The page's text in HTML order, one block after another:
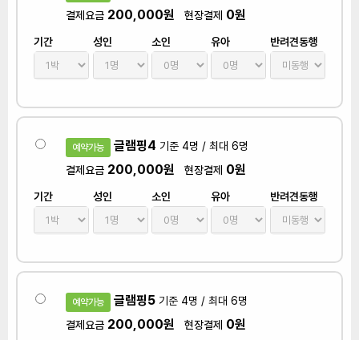
결제요금 200,000원 현장결제 0원
기간 성인 소인 유아 반려견동행
예약가능 글램핑4 기준 4명 / 최대 6명
결제요금 200,000원 현장결제 0원
기간 성인 소인 유아 반려견동행
예약가능 글램핑5 기준 4명 / 최대 6명
결제요금 200,000원 현장결제 0원